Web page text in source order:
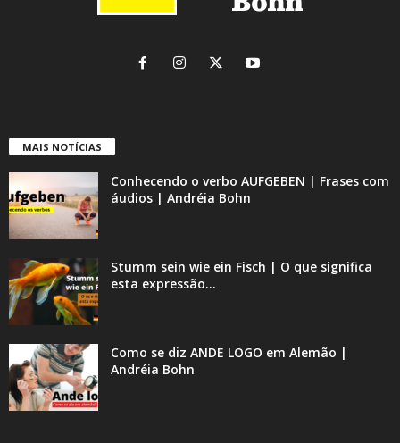
MAIS NOTÍCIAS
Conhecendo o verbo AUFGEBEN | Frases com
áudios | Andréia Bohn
Stumm sein wie ein Fisch | O que significa
esta expressão...
Como se diz ANDE LOGO em Alemão |
Andréia Bohn